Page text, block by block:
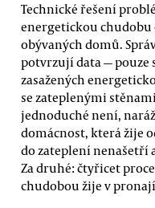
Technické řešení
energetickou
obývaných domů.
potvrzují data — pouze
zasažených
se zateplenými
jednoduché není,
domácnost, která žije
do zateplení nenašetří
Za druhé: čtyřicet
chudobou žije v